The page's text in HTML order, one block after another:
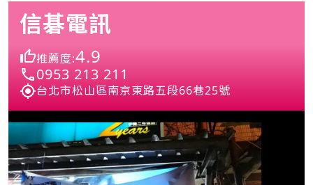
信碁電訊
推薦度:4.9
0953 213 211
台北市松山區南京東路五段66巷25號